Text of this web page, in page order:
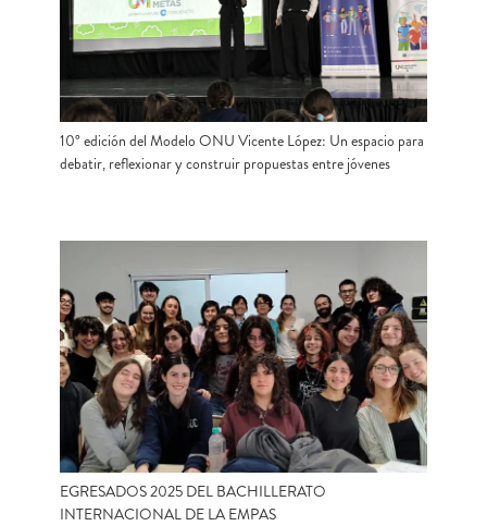
10° edición del Modelo ONU Vicente López: Un espacio para
debatir, reflexionar y construir propuestas entre jóvenes
EGRESADOS 2025 DEL BACHILLERATO
INTERNACIONAL DE LA EMPAS